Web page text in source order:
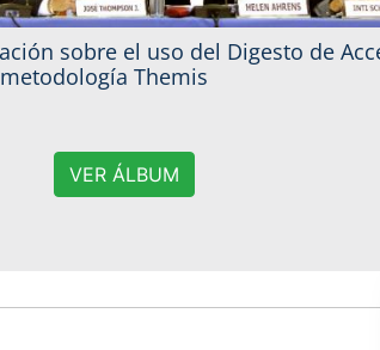
sobre el uso del Digesto de
Themis
VER ÁLBUM